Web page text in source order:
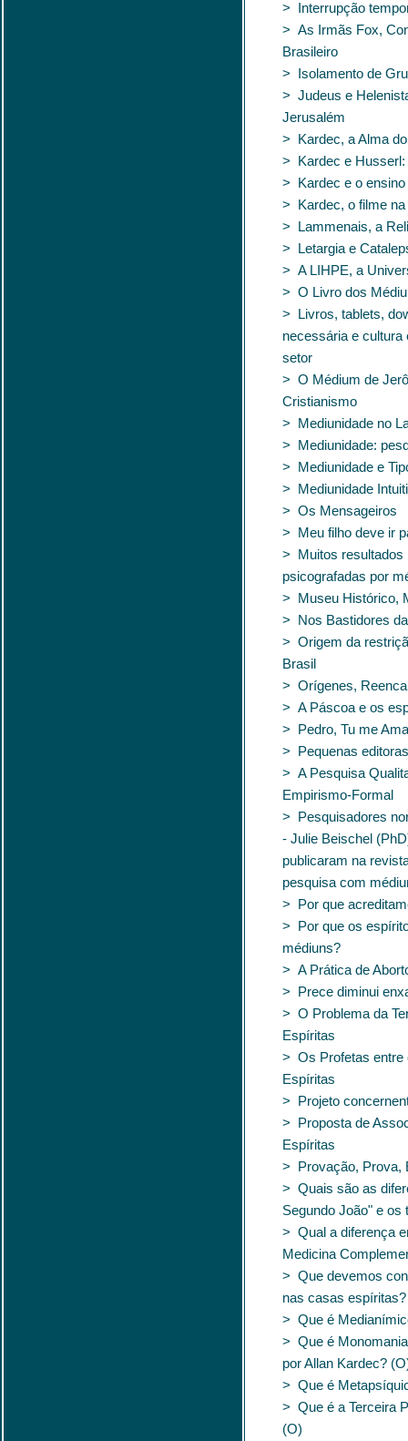
> Interrupção
> As Irmãs Fox,
Brasileiro
> Isolamento de
> Judeus e
Jerusalém
> Kardec, a Alma
> Kardec e
> Kardec e o
> Kardec, o filme na
> Lammenais, a
> Letargia e
> A LIHPE, a
> O Livro dos
> Livros, tablets,
necessária e
setor
> O Médium de
Cristianismo
> Mediunidade no
> Mediunidade:
> Mediunidade e
> Mediunidade
> Os Mensageiros
> Meu filho deve ir
> Muitos resultados
psicografadas por
> Museu Histórico,
> Nos Bastidores
> Origem da
Brasil
> Orígenes,
> A Páscoa e os
> Pedro, Tu me
> Pequenas
> A Pesquisa
Empirismo-Formal
> Pesquisadores
- Julie Beischel
publicaram na
pesquisa com
> Por que
> Por que os
médiuns?
> A Prática de
> Prece diminui
> O Problema da
Espíritas
> Os Profetas entre
Espíritas
> Projeto
> Proposta de
Espíritas
> Provação, Prova,
> Quais são as
Segundo João" e
> Qual a diferença
Medicina
> Que devemos
nas casas espíritas?
> Que é
> Que é
por Allan Kardec?
> Que é
> Que é a Terceira
(O)